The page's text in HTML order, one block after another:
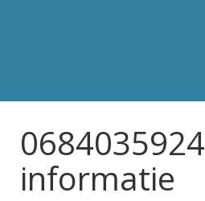
0684035924
informatie